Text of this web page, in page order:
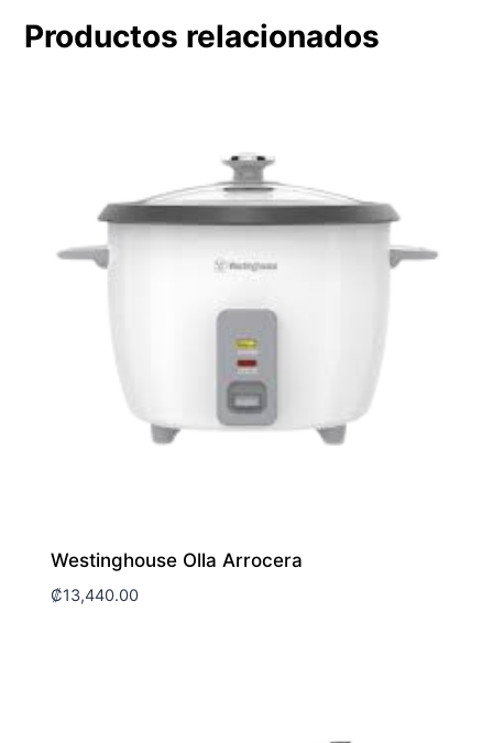
Productos relacionados
Westinghouse Olla Arrocera
₡13,440.00